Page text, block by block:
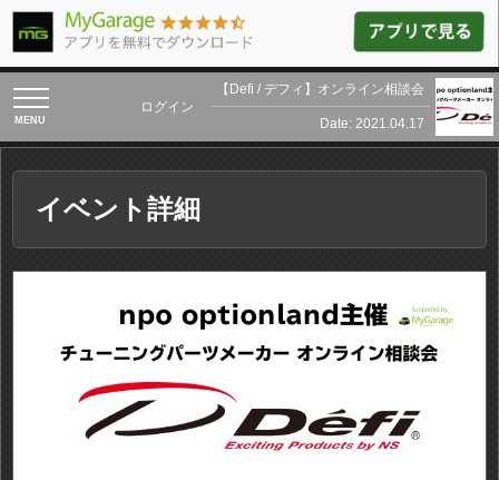
toggle
navigation
ログイン
【Defi / デフィ】オンライン相談会
Date: 2021.04.17
イベント詳細